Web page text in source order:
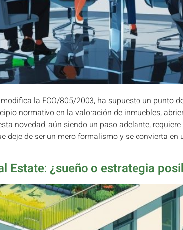
la ECO/805/2003, ha supuesto un punto
normativo en la valoración de inmuebles,
novedad, aún siendo un paso adelante,
deje de ser un mero formalismo y se convierta
Estate: ¿sueño o estrategia